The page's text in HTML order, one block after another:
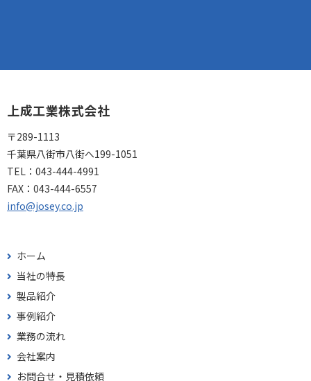
上成工業株式会社
〒289-1113
千葉県八街市八街へ199-1051
TEL： 043-444-4991
FAX： 043-444-6557
info@josey.co.jp
ホーム
当社の特長
製品紹介
事例紹介
業務の流れ
会社案内
お問合せ・見積依頼